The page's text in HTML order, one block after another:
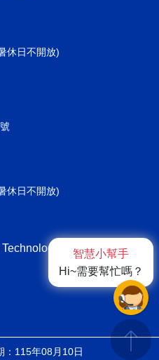
休日不開放)
休日不開放)
Service Center,
：115年08月10日 ap1
智慧小幫手
Hi~需要幫忙嗎？